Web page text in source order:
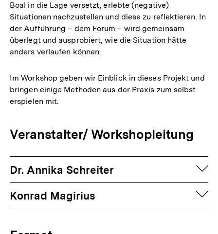
Boal in die Lage versetzt, erlebte (negative)
Situationen nachzustellen und diese zu reflektieren. In
der Aufführung – dem Forum – wird gemeinsam
überlegt und ausprobiert, wie die Situation hätte
anders verlaufen können.
Im Workshop geben wir Einblick in dieses Projekt und
bringen einige Methoden aus der Praxis zum selbst
erspielen mit.
Veranstalter/ Workshopleitung
Dr. Annika Schreiter
Konrad Magirius